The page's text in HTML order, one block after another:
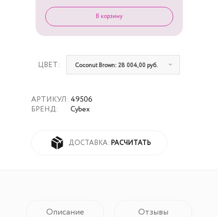
АРТИКУЛ:
БРЕНД:
49506
Cybex
ДОСТАВКА: РАСЧИТАТЬ
ЦВЕТ: Coconut Brown: 28 004,00 руб.
Описание Отзывы